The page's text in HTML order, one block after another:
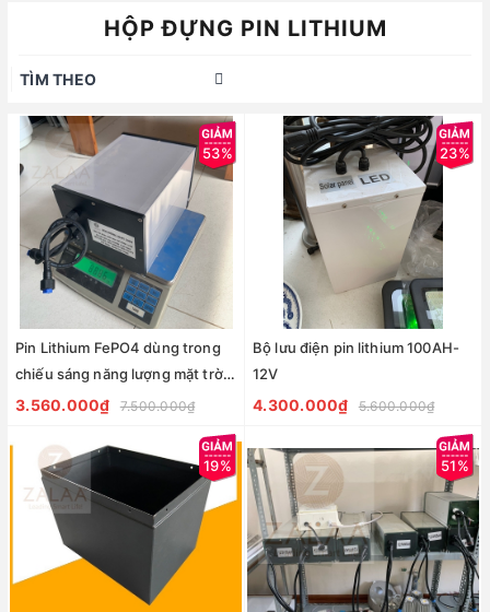
HỘP ĐỰNG PIN LITHIUM
TÌM THEO
53%
Pin Lithium FePO4 dùng trong
chiếu sáng năng lượng mặt trời
66AH 80AH 100AH 12.8v
3.560.000₫ 7.500.000₫
23%
Bộ lưu điện pin lithium 100AH-
12V
4.300.000₫ 5.600.000₫
19% 51%